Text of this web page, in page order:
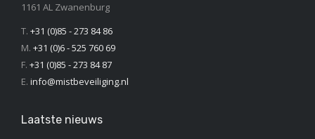
1161 AL Zwanenburg
T. +31 (0)85 - 273 84 86
M. +31 (0)6 - 525 760 69
F. +31 (0)85 - 273 84 87
E. info@mistbeveiliging.nl
Laatste nieuws